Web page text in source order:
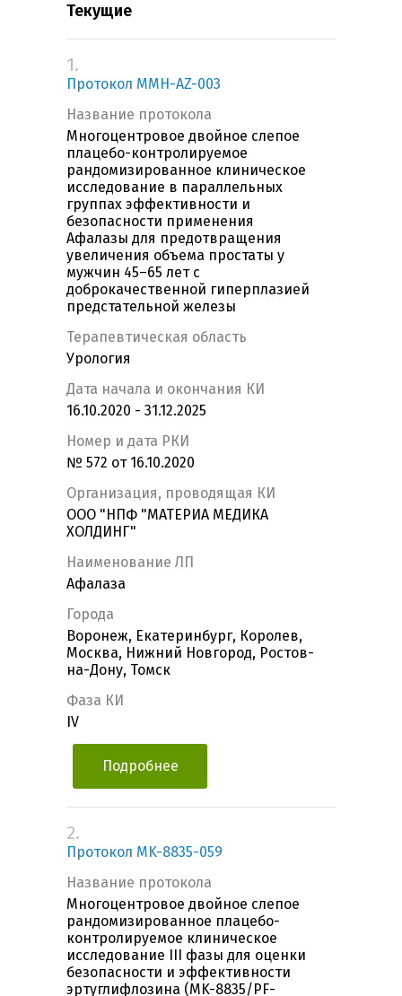
Текущие
1.
Протокол MMH-AZ-003
Название протокола
Многоцентровое двойное слепое
плацебо-контролируемое
рандомизированное клиническое
исследование в параллельных
группах эффективности и
безопасности применения
Афалазы для предотвращения
увеличения объема простаты у
мужчин 45–65 лет с
доброкачественной гиперплазией
предстательной железы
Терапевтическая область
Урология
Дата начала и окончания КИ
16.10.2020 - 31.12.2025
Номер и дата РКИ
№ 572 от 16.10.2020
Организация, проводящая КИ
ООО "НПФ "МАТЕРИА МЕДИКА
ХОЛДИНГ"
Наименование ЛП
Афалаза
Города
Воронеж, Екатеринбург, Королев,
Москва, Нижний Новгород, Ростов-
на-Дону, Томск
Фаза КИ
IV
Подробнее
2.
Протокол MK-8835-059
Название протокола
Многоцентровое двойное слепое
рандомизированное плацебо-
контролируемое клиническое
исследование III фазы для оценки
безопасности и эффективности
эртуглифлозина (MK-8835/PF-